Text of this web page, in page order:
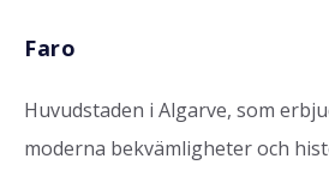
Faro
Huvudstaden i Algarve, som
moderna bekvämligheter och